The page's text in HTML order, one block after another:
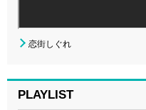
恋街しぐれ
PLAYLIST